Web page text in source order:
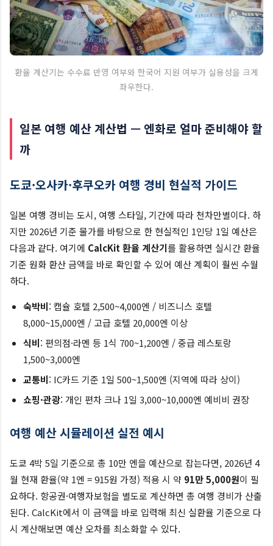
환율 계산기는 수수료 반영 여부와 한국어 지원 여부가 실용성을 크게
좌우한다.
일본 여행 예산 계산법 — 엔화로 얼마 준비해야 할
까
도쿄·오사카·후쿠오카 여행 경비 현실적 가이드
일본 여행 경비는 도시, 여행 스타일, 기간에 따라 천차만별이다. 하
지만 2026년 기준 물가를 바탕으로 한 현실적인 1인당 1일 예산은
다음과 같다. 여기에 CalcKit 환율 계산기를 활용하면 실시간 환율
기준 원화 환산 금액을 바로 확인할 수 있어 예산 계획이 훨씬 수월
하다.
숙박비: 캡슐 호텔 2,500~4,000엔 / 비즈니스 호텔
8,000~15,000엔 / 고급 호텔 20,000엔 이상
식비: 편의점·라멘 등 1식 700~1,200엔 / 중급 레스토랑
1,500~3,000엔
교통비: IC카드 기준 1일 500~1,500엔 (지역에 따라 상이)
쇼핑·관광: 개인 편차 크나 1일 3,000~10,000엔 예비비 권장
여행 예산 시뮬레이션 실전 예시
도쿄 4박 5일 기준으로 총 10만 엔을 예산으로 잡는다면, 2026년 4
월 현재 환율(약 1엔 = 915원 가정) 적용 시 약 91만 5,000원이 필
요하다. 항공권·여행자보험을 별도로 계산하면 총 여행 경비가 산출
된다. CalcKit에서 이 금액을 바로 입력해 최신 실환율 기준으로 다
시 계산해보면 예산 오차를 최소화할 수 있다.